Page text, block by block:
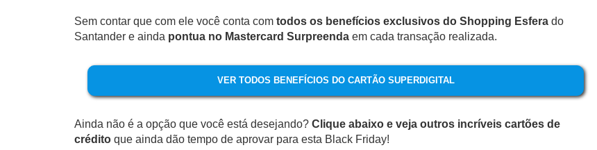
Sem contar que com ele você conta com todos os benefícios exclusivos do Shopping Esfera do
Santander e ainda pontua no Mastercard Surpreenda em cada transação realizada.
VER TODOS BENEFÍCIOS DO CARTÃO SUPERDIGITAL
Ainda não é a opção que você está desejando? Clique abaixo e veja outros incríveis cartões de
crédito que ainda dão tempo de aprovar para esta Black Friday!